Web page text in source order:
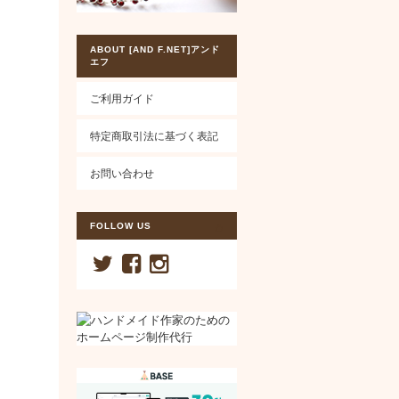
ABOUT [AND F.NET]アンド
エフ
ご利用ガイド
特定商取引法に基づく表記
お問い合わせ
FOLLOW US